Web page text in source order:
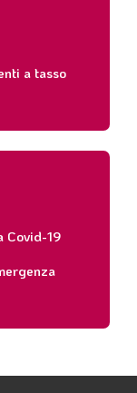
a tasso
Covid-19